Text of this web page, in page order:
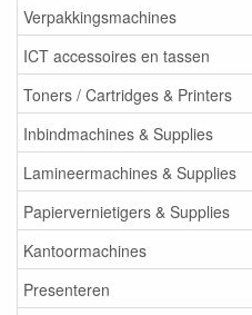
Verpakkingsmachines
ICT accessoires en tassen
Toners / Cartridges & Printers
Inbindmachines & Supplies
Lamineermachines & Supplies
Papiervernietigers & Supplies
Kantoormachines
Presenteren